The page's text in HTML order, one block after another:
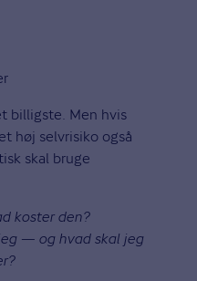
billigste. Men hvis
høj selvrisiko også
skal bruge
koster den?
— og hvad skal jeg